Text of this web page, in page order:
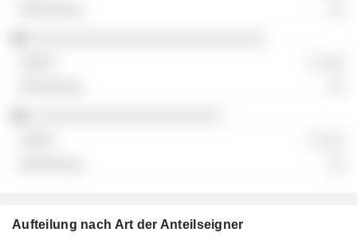
Aufteilung nach Art der Anteilseigner